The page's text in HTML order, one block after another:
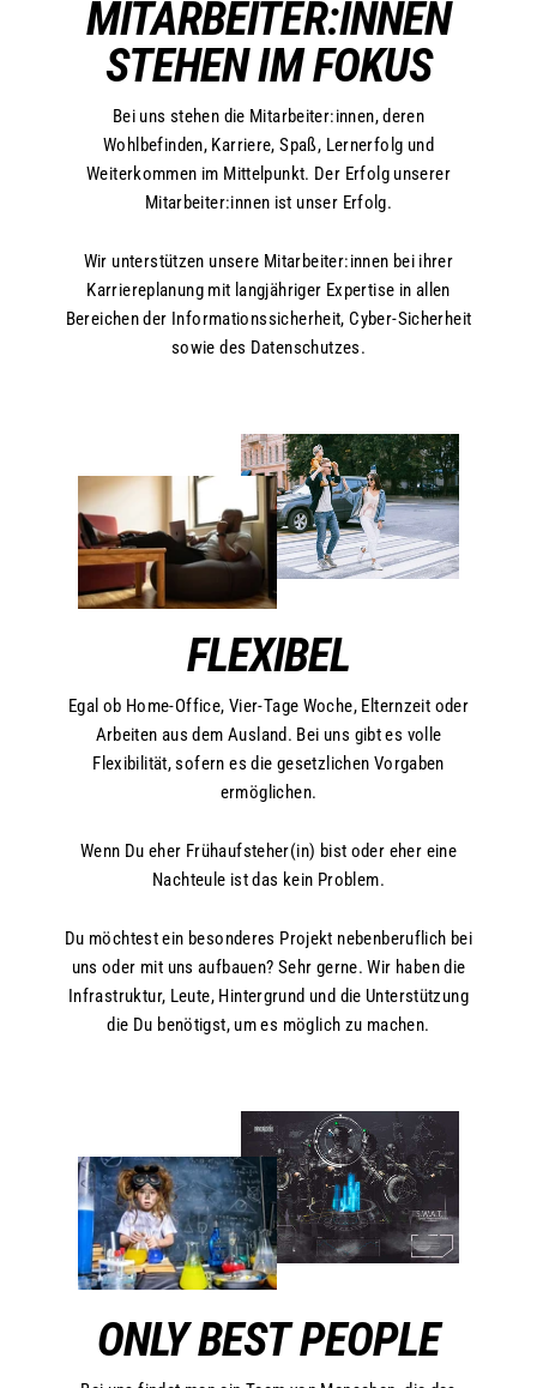
MITARBEITER:INNEN
STEHEN IM FOKUS
Bei uns stehen die Mitarbeiter:innen, deren
Wohlbefinden, Karriere, Spaß, Lernerfolg und
Weiterkommen im Mittelpunkt. Der Erfolg unserer
Mitarbeiter:innen ist unser Erfolg.
Wir unterstützen unsere Mitarbeiter:innen bei ihrer
Karriereplanung mit langjähriger Expertise in allen
Bereichen der Informationssicherheit, Cyber-Sicherheit
sowie des Datenschutzes.
FLEXIBEL
Egal ob Home-Office, Vier-Tage Woche, Elternzeit oder
Arbeiten aus dem Ausland. Bei uns gibt es volle
Flexibilität, sofern es die gesetzlichen Vorgaben
ermöglichen.
Wenn Du eher Frühaufsteher(in) bist oder eher eine
Nachteule ist das kein Problem.
Du möchtest ein besonderes Projekt nebenberuflich bei
uns oder mit uns aufbauen? Sehr gerne. Wir haben die
Infrastruktur, Leute, Hintergrund und die Unterstützung
die Du benötigst, um es möglich zu machen.
ONLY BEST PEOPLE